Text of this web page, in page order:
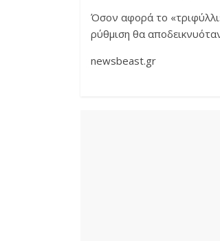
Όσον αφορά το
ρύθμιση θα
newsbeast.gr